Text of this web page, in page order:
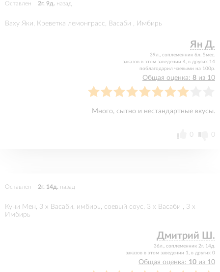
Оставлен 2г. 9д. назад
Ваху Яки, Креветка лемонграсс, Васаби , Имбирь
Ян Д.
39л., соплеменник 6л. 5мес.
заказов в этом заведении 4, в других 14
поблагодарил чаевыми на 100р.
Общая оценка: 8 из 10
Много, сытно и нестандартные вкусы.
0 0
Оставлен 2г. 14д. назад
Куни Мен, 3 x Васаби, имбирь, соевый соус, 3 x Васаби , 3 x
Имбирь
Дмитрий Ш.
36л., соплеменник 2г. 14д.
заказов в этом заведении 1, в других 0
Общая оценка: 10 из 10